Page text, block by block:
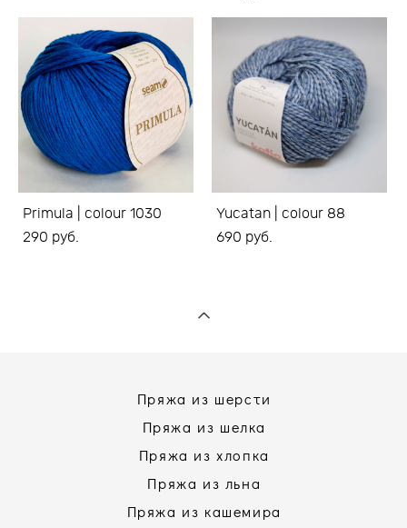
Primula | colour 1030
290 pуб.
Yucatan | colour 88
690 pуб.
Пряжа из шерсти
Пряжа из шелка
Пряжа из хлопка
Пряжа из льна
Пряжа из кашемира